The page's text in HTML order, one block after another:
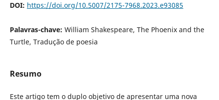
DOI: https://doi.org/10.5007/2175-7968.2023.e93085
Palavras-chave: William Shakespeare, The Phoenix and the
Turtle, Tradução de poesia
Resumo
Este artigo tem o duplo objetivo de apresentar uma nova